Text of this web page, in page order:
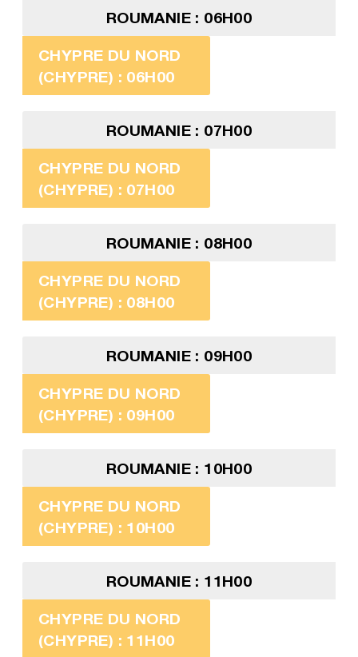
ROUMANIE : 06H00
CHYPRE DU NORD
(CHYPRE) : 06H00
ROUMANIE : 07H00
CHYPRE DU NORD
(CHYPRE) : 07H00
ROUMANIE : 08H00
CHYPRE DU NORD
(CHYPRE) : 08H00
ROUMANIE : 09H00
CHYPRE DU NORD
(CHYPRE) : 09H00
ROUMANIE : 10H00
CHYPRE DU NORD
(CHYPRE) : 10H00
ROUMANIE : 11H00
CHYPRE DU NORD
(CHYPRE) : 11H00